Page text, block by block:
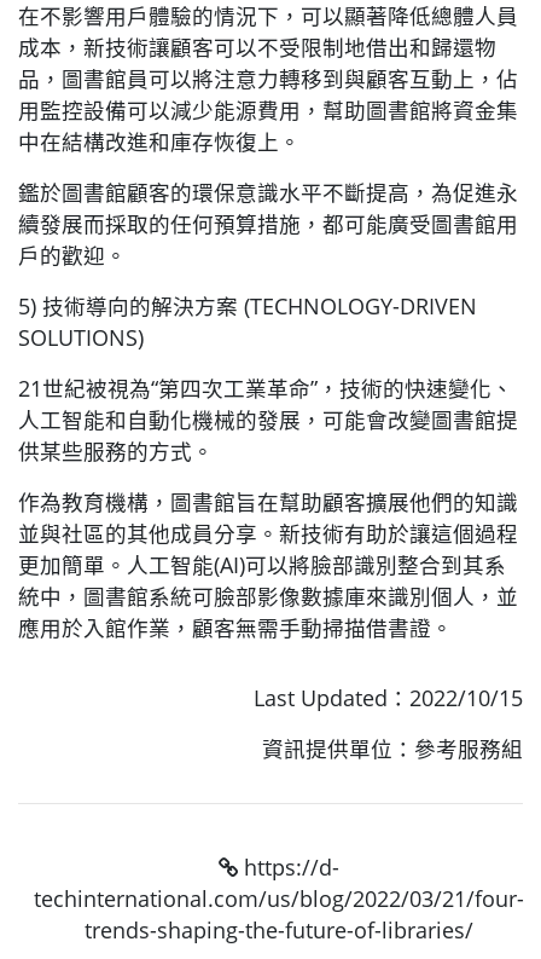
在不影響用戶體驗的情況下，可以顯著降低總體人員
成本，新技術讓顧客可以不受限制地借出和歸還物
品，圖書館員可以將注意力轉移到與顧客互動上，佔
用監控設備可以減少能源費用，幫助圖書館將資金集
中在結構改進和庫存恢復上。
鑑於圖書館顧客的環保意識水平不斷提高，為促進永
續發展而採取的任何預算措施，都可能廣受圖書館用
戶的歡迎。
5) 技術導向的解決方案 (TECHNOLOGY-DRIVEN
SOLUTIONS)
21世紀被視為“第四次工業革命”，技術的快速變化、
人工智能和自動化機械的發展，可能會改變圖書館提
供某些服務的方式。
作為教育機構，圖書館旨在幫助顧客擴展他們的知識
並與社區的其他成員分享。新技術有助於讓這個過程
更加簡單。人工智能(AI)可以將臉部識別整合到其系
統中，圖書館系統可臉部影像數據庫來識別個人，並
應用於入館作業，顧客無需手動掃描借書證。
Last Updated：2022/10/15
資訊提供單位：參考服務組
https://d-
techinternational.com/us/blog/2022/03/21/four-
trends-shaping-the-future-of-libraries/